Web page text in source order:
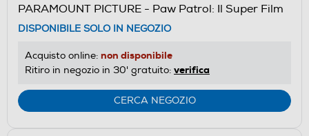
PARAMOUNT PICTURE - Paw Patrol: Il Super Film
DISPONIBILE SOLO IN NEGOZIO
Acquisto online: non disponibile
Ritiro in negozio in 30' gratuito: verifica
CERCA NEGOZIO